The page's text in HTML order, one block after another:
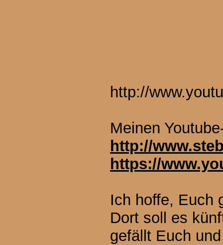
http://
Meinen
http://
https://
Ich hoffe, Euch
Dort soll es
gefällt Euch